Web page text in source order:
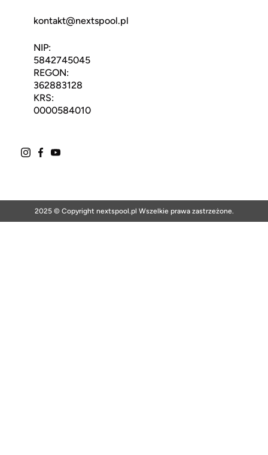
kontakt@nextspool.pl
NIP:
5842745045
REGON:
362883128
KRS:
0000584010